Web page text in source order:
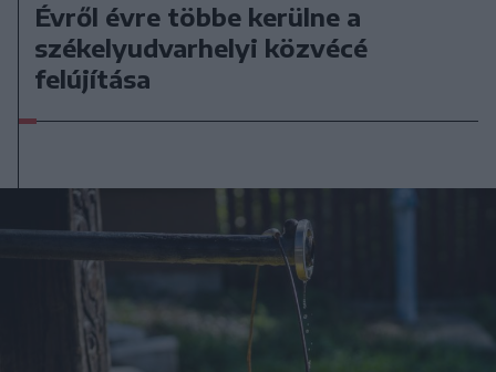
Évről évre többe kerülne a
székelyudvarhelyi közvécé
felújítása